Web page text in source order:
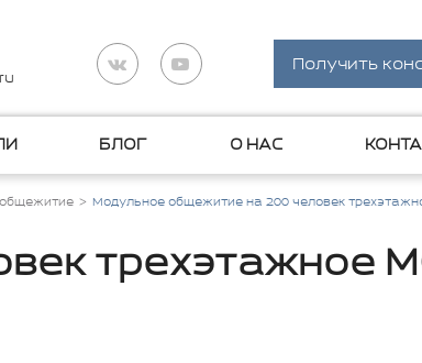
Получить
БЛОГ О НАС
Модульное общежитие на 200 человек
трехэтажное